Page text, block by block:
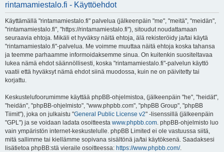
rintamamiestalo.fi - Käyttöehdot
Käyttämällä "rintamamiestalo.fi" palvelua (jälkeenpäin "me", "meitä", "meidän",
"rintamamiestalo.fi", "https://rintamamiestalo.fi"), sitoudut noudattamaan
seuraavia ehtoja. Mikäli et hyväksy näitä ehtoja, älä rekisteröidy ja/tai käytä
"rintamamiestalo.fi"-palvelua. Me voimme muuttaa näitä ehtoja koska tahansa
ja teemme parhaamme informoidaksemme sinua. On kuitenkin suositeltavaa
lukea nämä ehdot säännöllisesti, koska "rintamamiestalo.fi"-palvelun käyttö
vaatii että hyväksyt nämä ehdot siinä muodossa, kuin ne on päivitetty tai
korjattu.
Keskustelufoorumimme käyttää phpBB-ohjelmistoa, (jälkeenpäin "he", "heidät",
"heidän", "phpBB-ohjelmisto", "www.phpbb.com", "phpBB Group", "phpBB
Tiimit"), joka on julkaistu "General Public License v2" -lisenssillä (jälkeenpäin
"GPL") ja se voidaan ladata osoitteesta www.phpbb.com. phpBB-ohjelmisto luo
vain ympäristön internet-keskustelulle. phpBB Limited ei ole vastuussa siitä,
mitä sallimme tai kiellämme sopivana sisältönä ja/tai käytöksenä. Saadaksesi
lisätietoa phpBB:stä vieraile osoitteessa: https://www.phpbb.com/.